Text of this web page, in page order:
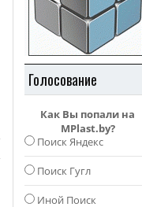
Голосование
Как Вы попали на
MPlast.by?
Поиск Яндекс
Поиск Гугл
Иной Поиск